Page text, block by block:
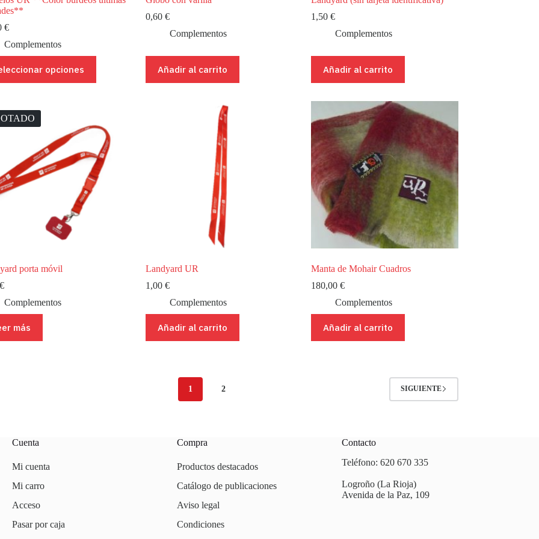
€
Complementos
opciones
0,60 €
Complementos
Añadir al carrito
1,50 €
Complementos
Añadir al carrito
porta móvil
€
Complementos
más
Landyard UR
1,00 €
Complementos
Añadir al carrito
Manta de Mohair Cuadros
180,00 €
Complementos
Añadir al carrito
1 2 SIGUIENTE
Cuenta
Mi cuenta
Mi carro
Acceso
Pasar por caja
Compra
Productos destacados
Catálogo de publicaciones
Aviso legal
Condiciones
Contacto
Teléfono: 620 670 335
Logroño (La Rioja)
Avenida de la Paz, 109